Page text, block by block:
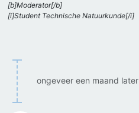
[b]Moderator[/b]
[i]Student Technische Natuurkunde[/i]
ongeveer een maand later